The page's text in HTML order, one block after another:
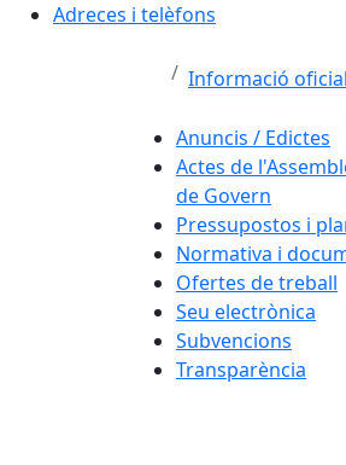
Adreces i telèfons
Informació oficial
Anuncis / Edictes
Actes de
de Govern
Pressupostos i
Normativa i
Ofertes de treball
Seu electrònica
Subvencions
Transparència